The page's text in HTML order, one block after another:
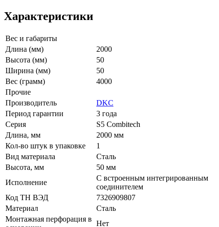
Характеристики
Вес и габариты
Длина (мм)
2000
Высота (мм)
50
Ширина (мм)
50
Вес (грамм)
4000
Прочие
Производитель
DKC
Период гарантии
3 года
Серия
S5 Combitech
Длина, мм
2000 мм
Кол-во штук в упаковке
1
Вид материала
Сталь
Высота, мм
50 мм
Исполнение
С встроенным интегрированным
соединителем
Код ТН ВЭД
7326909807
Материал
Сталь
Монтажная перфорация в
Нет